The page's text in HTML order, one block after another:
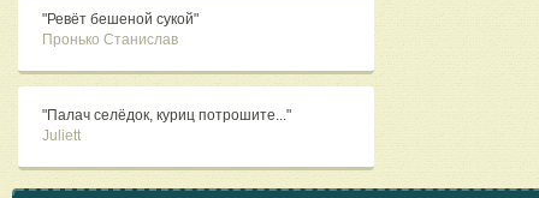
"Ревёт бешеной сукой"
Пронько Станислав
"Палач селёдок, куриц потрошите..."
Juliett